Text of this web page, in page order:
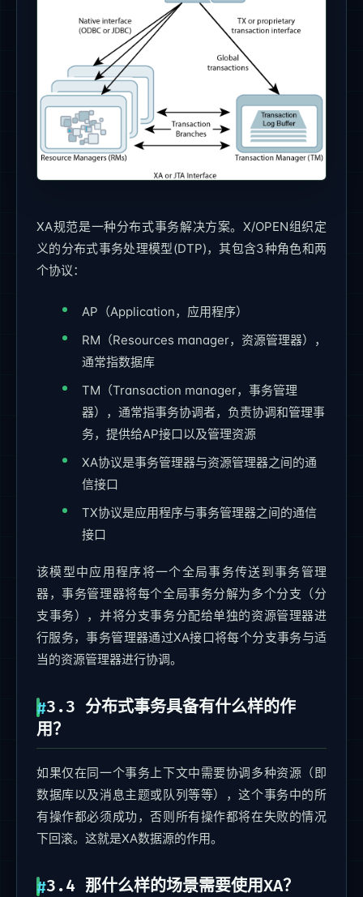
XA规范是一种分布式事务解决方案。X/OPEN组织定
义的分布式事务处理模型(DTP)，其包含3种角色和两
个协议：
AP（Application，应用程序）
RM（Resources manager，资源管理器），
通常指数据库
TM（Transaction manager，事务管理
器），通常指事务协调者，负责协调和管理事
务，提供给AP接口以及管理资源
XA协议是事务管理器与资源管理器之间的通
信接口
TX协议是应用程序与事务管理器之间的通信
接口
该模型中应用程序将一个全局事务传送到事务管理
器，事务管理器将每个全局事务分解为多个分支（分
支事务），并将分支事务分配给单独的资源管理器进
行服务，事务管理器通过XA接口将每个分支事务与适
当的资源管理器进行协调。
3.3 分布式事务具备有什么样的作
用？
如果仅在同一个事务上下文中需要协调多种资源（即
数据库以及消息主题或队列等等），这个事务中的所
有操作都必须成功，否则所有操作都将在失败的情况
下回滚。这就是XA数据源的作用。
3.4 那什么样的场景需要使用XA？